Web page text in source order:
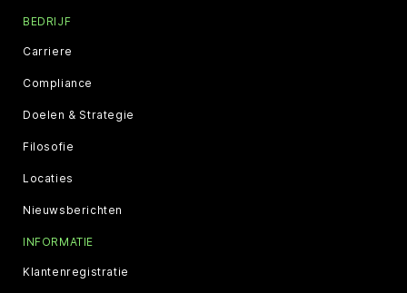
BEDRIJF
Carriere
Compliance
Doelen & Strategie
Filosofie
Locaties
Nieuwsberichten
INFORMATIE
Klantenregistratie